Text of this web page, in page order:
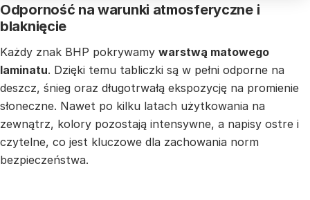
Odporność na warunki atmosferyczne i
blaknięcie
Każdy znak BHP pokrywamy warstwą matowego
laminatu. Dzięki temu tabliczki są w pełni odporne na
deszcz, śnieg oraz długotrwałą ekspozycję na promienie
słoneczne. Nawet po kilku latach użytkowania na
zewnątrz, kolory pozostają intensywne, a napisy ostre i
czytelne, co jest kluczowe dla zachowania norm
bezpieczeństwa.